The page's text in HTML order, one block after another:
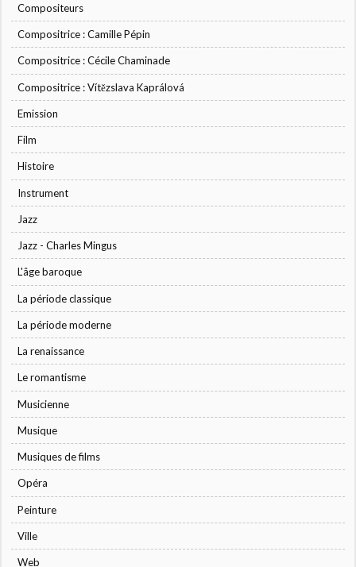
Compositeurs
Compositrice : Camille Pépin
Compositrice : Cécile Chaminade
Compositrice : Vítězslava Kaprálová
Emission
Film
Histoire
Instrument
Jazz
Jazz - Charles Mingus
L'âge baroque
La période classique
La période moderne
La renaissance
Le romantisme
Musicienne
Musique
Musiques de films
Opéra
Peinture
Ville
Web